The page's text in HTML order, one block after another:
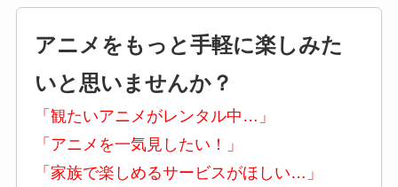
アニメをもっと手軽に楽しみた
いと思いませんか？
「観たいアニメがレンタル中…」
「アニメを一気見したい！」
「家族で楽しめるサービスがほしい…」